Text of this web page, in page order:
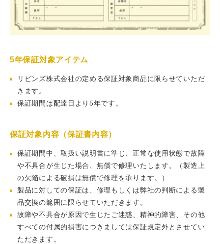
5年保証対象アイテム
リビンズ株式会社の定める保証対象商品に限らせていただ
きます。
保証期間は配達日より5年です。
保証対象内容（保証書内容）
保証期間中、取扱い説明書に準じ、正常な使用状態で故障
や不具合が生じた場合、無償で修理いたします。（製造上
の欠陥による破損は無償で修理を承ります。）
製品に対しての保証は、修理もしくは弊社の判断による製
品交換の範囲に限らせていただきます。
故障や不具合が原因で生じたご迷惑、精神的障害、その他
すべての付属的損害につきましては保証規定外とさせてい
ただきます。